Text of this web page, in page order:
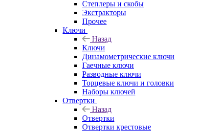
Степлеры и скобы
Экстракторы
Прочее
Ключи
Назад
Ключи
Динамометрические ключи
Гаечные ключи
Разводные ключи
Торцевые ключи и головки
Наборы ключей
Отвертки
Назад
Отвертки
Отвертки крестовые